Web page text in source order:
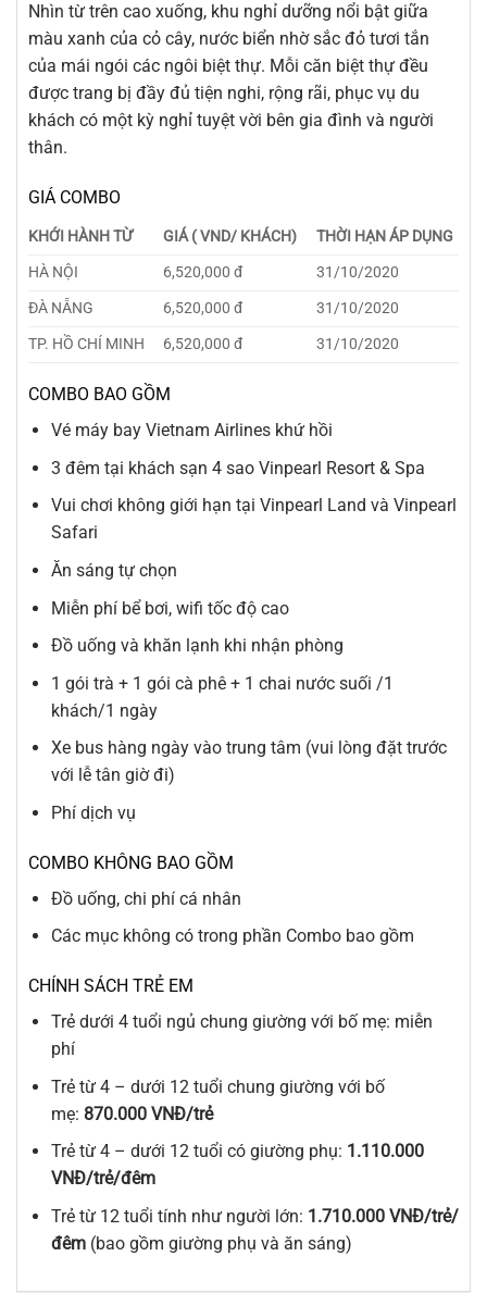
Nhìn từ trên cao xuống, khu nghỉ dưỡng nổi bật giữa
màu xanh của cỏ cây, nước biển nhờ sắc đỏ tươi tắn
của mái ngói các ngôi biệt thự. Mỗi căn biệt thự đều
được trang bị đầy đủ tiện nghi, rộng rãi, phục vụ du
khách có một kỳ nghỉ tuyệt vời bên gia đình và người
thân.
GIÁ COMBO
KHỚI HÀNH TỪ GIÁ ( VND/ KHÁCH)
THỜI HẠN ÁP DỤNG
HÀ NỘI
6,520,000 đ
31/10/2020
ĐÀ NẴNG
6,520,000 đ
31/10/2020
TP. HỒ CHÍ MINH
6,520,000 đ 31/10/2020
COMBO BAO GỒM
Vé máy bay Vietnam Airlines khứ hồi
3 đêm tại khách sạn 4 sao Vinpearl Resort & Spa
Vui chơi không giới hạn tại Vinpearl Land và Vinpearl
Safari
Ăn sáng tự chọn
Miễn phí bể bơi, wifi tốc độ cao
Đồ uống và khăn lạnh khi nhận phòng
1 gói trà + 1 gói cà phê + 1 chai nước suối /1
khách/1 ngày
Xe bus hàng ngày vào trung tâm (vui lòng đặt trước
với lễ tân giờ đi)
Phí dịch vụ
COMBO KHÔNG BAO GỒM
Đồ uống, chi phí cá nhân
Các mục không có trong phần Combo bao gồm
CHÍNH SÁCH TRẺ EM
Trẻ dưới 4 tuổi ngủ chung giường với bố mẹ: miễn
phí
Trẻ từ 4 – dưới 12 tuổi chung giường với bố
mẹ: 870.000 VNĐ/trẻ
Trẻ từ 4 – dưới 12 tuổi có giường phụ: 1.110.000
VNĐ/trẻ/đêm
Trẻ từ 12 tuổi tính như người lớn: 1.710.000 VNĐ/trẻ/
đêm(bao gồm giường phụ và ăn sáng)